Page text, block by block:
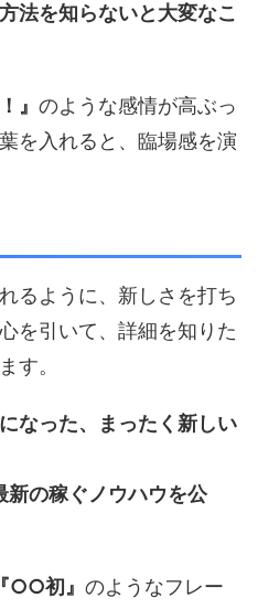
法を知らないと大変なこ
』 のような感情が高ぶっ
を入れると、臨場感を演
るように、新しさを打ち
を引いて、詳細を知りた
す。
なった、まったく新しい
新の稼ぐノウハウを公
○○初』 のようなフレー